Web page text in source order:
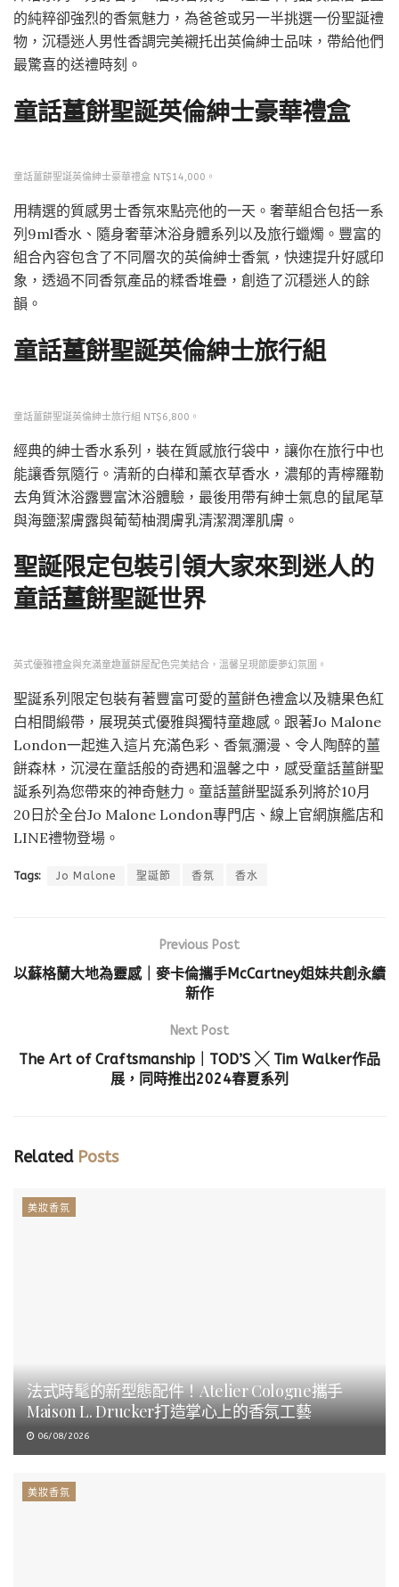
的純粹卻強烈的香氣魅力，為爸爸或另一半挑選一份聖誕禮
物，沉穩迷人男性香調完美襯托出英倫紳士品味，帶給他們
最驚喜的送禮時刻。
童話薑餅聖誕英倫紳士豪華禮盒
童話薑餅聖誕英倫紳士豪華禮盒 NT$14,000。
用精選的質感男士香氛來點亮他的一天。奢華組合包括一系
列9ml香水、隨身奢華沐浴身體系列以及旅行蠟燭。豐富的
組合內容包含了不同層次的英倫紳士香氣，快速提升好感印
象，透過不同香氛產品的糅香堆疊，創造了沉穩迷人的餘
韻。
童話薑餅聖誕英倫紳士旅行組
童話薑餅聖誕英倫紳士旅行組 NT$6,800。
經典的紳士香水系列，裝在質感旅行袋中，讓你在旅行中也
能讓香氛隨行。清新的白樺和薰衣草香水，濃郁的青檸羅勒
去角質沐浴露豐富沐浴體驗，最後用帶有紳士氣息的鼠尾草
與海鹽潔膚露與葡萄柚潤膚乳清潔潤澤肌膚。
聖誕限定包裝引領大家來到迷人的
童話薑餅聖誕世界
英式優雅禮盒與充滿童趣薑餅屋配色完美結合，溫馨呈現節慶夢幻氛圍。
聖誕系列限定包裝有著豐富可愛的薑餅色禮盒以及糖果色紅
白相間緞帶，展現英式優雅與獨特童趣感。跟著Jo Malone
London一起進入這片充滿色彩、香氣瀰漫、令人陶醉的薑
餅森林，沉浸在童話般的奇遇和溫馨之中，感受童話薑餅聖
誕系列為您帶來的神奇魅力。童話薑餅聖誕系列將於10月
20日於全台Jo Malone London專門店、線上官網旗艦店和
LINE禮物登場。
Tags: Jo Malone 聖誕節 香氛 香水
Previous Post
以蘇格蘭大地為靈感｜麥卡倫攜手McCartney姐妹共創永續
新作
Next Post
The Art of Craftsmanship｜TOD’S ╳ Tim Walker作品
展，同時推出2024春夏系列
RelatedPosts
美妝香氛
法式時髦的新型態配件！Atelier Cologne攜手
Maison L. Drucker打造掌心上的香氛工藝
06/08/2026
美妝香氛